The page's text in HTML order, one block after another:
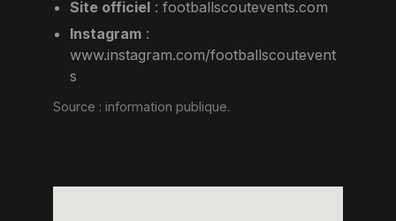
Site officiel :footballscoutevents.com
Instagram :
www.instagram.com/footballscoutevent
s
Source : information publique.